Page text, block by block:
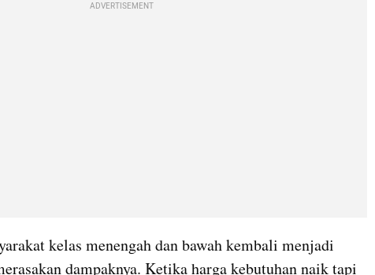
ADVERTISEMENT
kelas menengah dan bawah kembali menjadi
dampaknya. Ketika harga kebutuhan naik tapi